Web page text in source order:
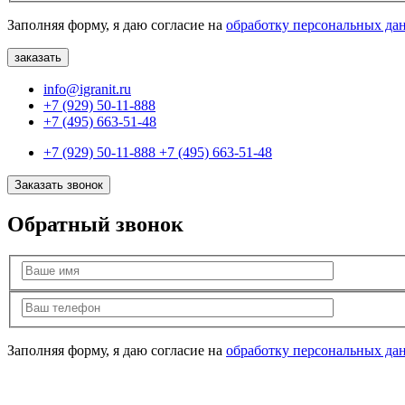
Заполняя форму, я даю согласие на обработку персональных
info@igranit.ru
+7 (929) 50-11-888
+7 (495) 663-51-48
+7 (929) 50-11-888 +7 (495) 663-51-48
Заказать звонок
Обратный звонок
Заполняя форму, я даю согласие на обработку персональных